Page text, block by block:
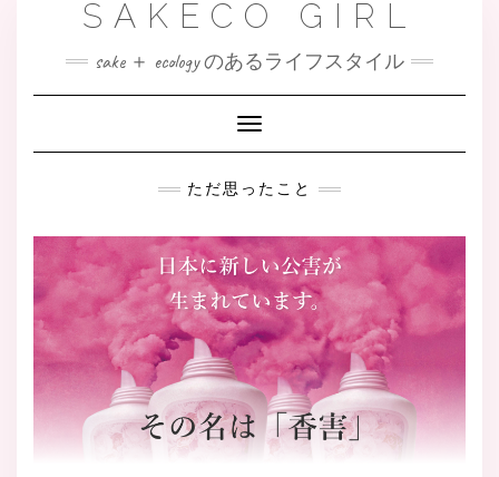
SAKECO GIRL
sake ＋ ecology のあるライフスタイル
Toggle
Navigation
ただ思ったこと